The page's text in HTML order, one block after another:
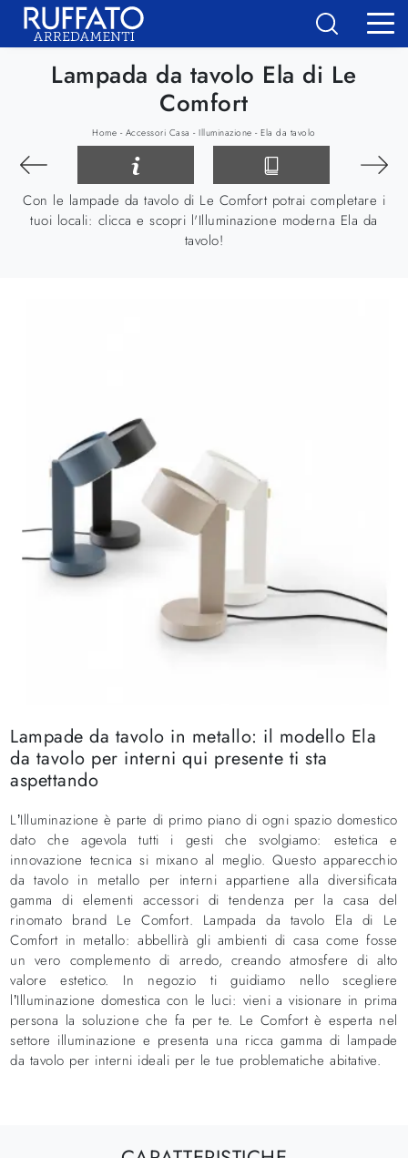
Lampada da tavolo Ela di Le
Comfort
Home - Accessori Casa -Illuminazione -Ela da tavolo
Con le lampade da tavolo di Le Comfort potrai completare i
tuoi locali: clicca e scopri l'Illuminazione moderna Ela da
tavolo!
Lampade da tavolo in metallo: il modello Ela
da tavolo per interni qui presente ti sta
aspettando
L’Illuminazione è parte di primo piano di ogni spazio domestico
dato che agevola tutti i gesti che svolgiamo: estetica e
innovazione tecnica si mixano al meglio. Questo apparecchio
da tavolo in metallo per interni appartiene alla diversificata
gamma di elementi accessori di tendenza per la casa del
rinomato brand Le Comfort. Lampada da tavolo Ela di Le
Comfort in metallo: abbellirà gli ambienti di casa come fosse
un vero complemento di arredo, creando atmosfere di alto
valore estetico. In negozio ti guidiamo nello scegliere
l’Illuminazione domestica con le luci: vieni a visionare in prima
persona la soluzione che fa per te. Le Comfort è esperta nel
settore illuminazione e presenta una ricca gamma di lampade
da tavolo per interni ideali per le tue problematiche abitative.